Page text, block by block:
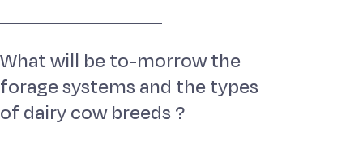
What will be to-morrow the
forage systems and the types
of dairy cow breeds ?